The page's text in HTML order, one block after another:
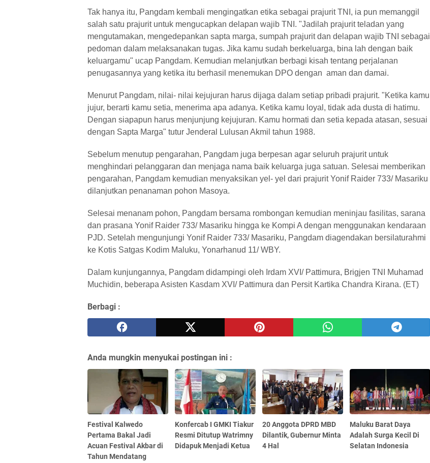
Tak hanya itu, Pangdam kembali mengingatkan etika sebagai prajurit TNI, ia pun memanggil
salah satu prajurit untuk mengucapkan delapan wajib TNI. "Jadilah prajurit teladan yang
mengutamakan, mengedepankan sapta marga, sumpah prajurit dan delapan wajib TNI sebagai
pedoman dalam melaksanakan tugas. Jika kamu sudah berkeluarga, bina lah dengan baik
keluargamu" ucap Pangdam. Kemudian melanjutkan berbagi kisah tentang perjalanan
penugasannya yang ketika itu berhasil menemukan DPO dengan aman dan damai.
Menurut Pangdam, nilai- nilai kejujuran harus dijaga dalam setiap pribadi prajurit. "Ketika kamu
jujur, berarti kamu setia, menerima apa adanya. Ketika kamu loyal, tidak ada dusta di hatimu.
Dengan siapapun harus menjunjung kejujuran. Kamu hormati dan setia kepada atasan, sesuai
dengan Sapta Marga" tutur Jenderal Lulusan Akmil tahun 1988.
Sebelum menutup pengarahan, Pangdam juga berpesan agar seluruh prajurit untuk
menghindari pelanggaran dan menjaga nama baik keluarga juga satuan. Selesai memberikan
pengarahan, Pangdam kemudian menyaksikan yel- yel dari prajurit Yonif Raider 733/ Masariku
dilanjutkan penanaman pohon Masoya.
Selesai menanam pohon, Pangdam bersama rombongan kemudian meninjau fasilitas, sarana
dan prasana Yonif Raider 733/ Masariku hingga ke Kompi A dengan menggunakan kendaraan
PJD. Setelah mengunjungi Yonif Raider 733/ Masariku, Pangdam diagendakan bersilaturahmi
ke Kotis Satgas Kodim Maluku, Yonarhanud 11/ WBY.
Dalam kunjungannya, Pangdam didampingi oleh Irdam XVI/ Pattimura, Brigjen TNI Muhamad
Muchidin, beberapa Asisten Kasdam XVI/ Pattimura dan Persit Kartika Chandra Kirana. (ET)
Berbagi :
Anda mungkin menyukai postingan ini :
Festival Kalwedo
Pertama Bakal Jadi
Acuan Festival Akbar di
Tahun Mendatang
Konfercab I GMKI Tiakur
Resmi Ditutup Watrimny
Didapuk Menjadi Ketua
20 Anggota DPRD MBD
Dilantik, Gubernur Minta
4 Hal
Maluku Barat Daya
Adalah Surga Kecil Di
Selatan Indonesia